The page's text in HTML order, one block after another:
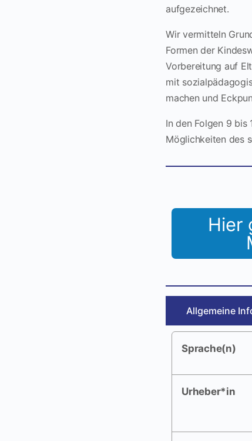
aufgezeichnet.
Wir vermitteln
Formen der
Vorbereitung auf
mit
machen und
In den Folgen 9 bis
Möglichkeiten des
Hier
Allgemeine
Sprache(n)
Urheber*in